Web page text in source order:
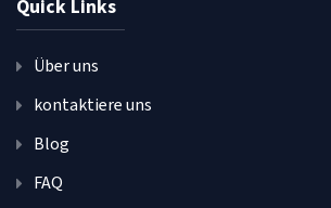
Quick Links
Über uns
kontaktiere uns
Blog
FAQ